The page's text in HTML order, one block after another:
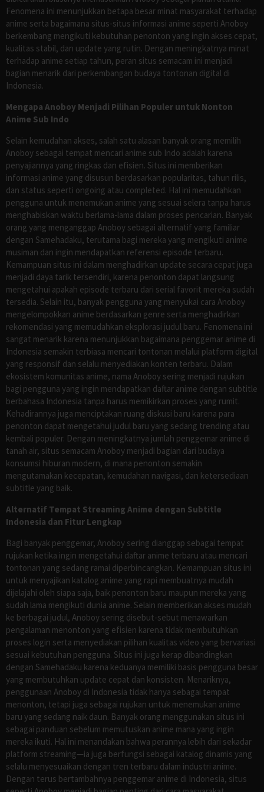
Fenomena ini menunjukkan betapa besar minat masyarakat terhadap
anime serta bagaimana situs-situs informasi anime seperti Anoboy
berkembang mengikuti kebutuhan penonton yang ingin akses cepat,
kualitas stabil, dan update yang rutin. Dengan meningkatnya minat
terhadap anime setiap tahun, peran situs semacam ini menjadi
bagian menarik dari perkembangan budaya tontonan digital di
Indonesia.
Mengapa Anoboy Menjadi Pilihan Populer untuk Nonton
Anime Sub Indo
Selain kemudahan akses, salah satu alasan banyak orang memilih
Anoboy sebagai tempat mencari anime sub Indo adalah karena
penyajiannya yang ringkas dan efisien. Situs ini memberikan
informasi anime yang disusun berdasarkan popularitas, tahun rilis,
dan status seperti ongoing atau completed. Hal ini memudahkan
pengguna untuk menemukan anime yang sesuai selera tanpa harus
menghabiskan waktu berlama-lama dalam proses pencarian. Banyak
orang yang menganggap Anoboy sebagai alternatif yang familiar
dengan Samehadaku, terutama bagi mereka yang mengikuti anime
musiman dan ingin mendapatkan referensi episode terbaru.
Kemampuan situs ini dalam menghadirkan update secara cepat juga
menjadi daya tarik tersendiri, karena penonton dapat langsung
mengetahui apakah episode terbaru dari serial favorit mereka sudah
tersedia. Selain itu, banyak pengguna yang menyukai cara Anoboy
mengelompokkan anime berdasarkan genre serta menghadirkan
rekomendasi yang memudahkan eksplorasi judul baru. Fenomena ini
sangat menarik karena menunjukkan bagaimana penggemar anime di
Indonesia semakin terbiasa mencari tontonan melalui platform digital
yang responsif dan selalu menyediakan konten terbaru. Dalam
ekosistem komunitas anime, nama Anoboy sering menjadi rujukan
bagi pengguna yang ingin mendapatkan daftar anime dengan subtitle
berbahasa Indonesia tanpa harus memikirkan proses yang rumit.
Kehadirannya juga menciptakan ruang diskusi baru karena para
penonton dapat mengetahui judul baru yang sedang trending atau
kembali populer. Dengan meningkatnya jumlah penggemar anime di
tanah air, situs semacam Anoboy menjadi bagian dari budaya
konsumsi hiburan modern, di mana penonton semakin
mengutamakan kecepatan, kemudahan navigasi, dan ketersediaan
subtitle yang baik.
Alternatif Tempat Streaming Anime dengan Subtitle
Indonesia dan Fitur Lengkap
Bagi banyak penggemar, Anoboy sering dianggap sebagai tempat
rujukan ketika ingin mengetahui daftar anime terbaru atau mencari
tontonan yang sedang ramai diperbincangkan. Kemampuan situs ini
untuk menyajikan katalog anime yang rapi membuatnya mudah
dijelajahi oleh siapa saja, baik penonton baru maupun mereka yang
sudah lama mengikuti dunia anime. Selain memberikan akses mudah
ke berbagai judul, Anoboy sering disebut-sebut menawarkan
pengalaman menonton yang efisien karena tidak membutuhkan
proses login serta menyediakan pilihan kualitas video yang bervariasi
sesuai kebutuhan pengguna. Situs ini juga kerap dibandingkan
dengan Samehadaku karena keduanya memiliki basis pengguna besar
yang membutuhkan update cepat dan konsisten. Menariknya,
penggunaan Anoboy di Indonesia tidak hanya sebagai tempat
menonton, tetapi juga sebagai rujukan untuk menemukan anime
baru yang sedang naik daun. Banyak orang menggunakan situs ini
sebagai panduan sebelum memutuskan anime mana yang ingin
mereka ikuti. Hal ini menandakan bahwa perannya lebih dari sekadar
platform streaming—ia juga berfungsi sebagai katalog dinamis yang
selalu menyesuaikan dengan tren terbaru dalam industri anime.
Dengan terus bertambahnya penggemar anime di Indonesia, situs